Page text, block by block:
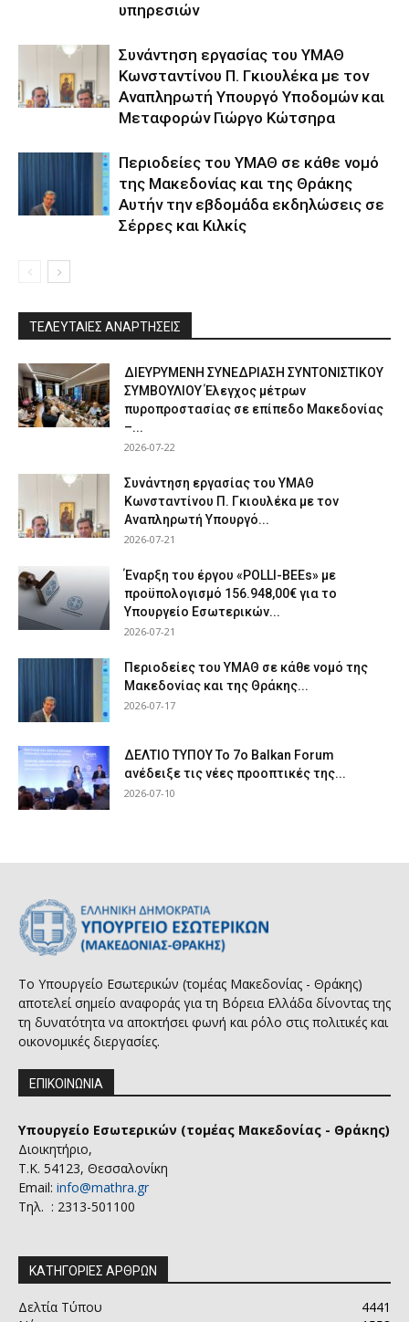
υπηρεσιών
Συνάντηση εργασίας του ΥΜΑΘ
Κωνσταντίνου Π. Γκιουλέκα με τον
Αναπληρωτή Υπουργό Υποδομών και
Μεταφορών Γιώργο Κώτσηρα
Περιοδείες του ΥΜΑΘ σε κάθε νομό
της Μακεδονίας και της Θράκης
Αυτήν την εβδομάδα εκδηλώσεις σε
Σέρρες και Κιλκίς
ΤΕΛΕΥΤΑΙΕΣ ΑΝΑΡΤΗΣΕΙΣ
ΔΙΕΥΡΥΜΕΝΗ ΣΥΝΕΔΡΙΑΣΗ ΣΥΝΤΟΝΙΣΤΙΚΟΥ
ΣΥΜΒΟΥΛΙΟΥ Έλεγχος μέτρων
πυροπροστασίας σε επίπεδο Μακεδονίας
–...
2026-07-22
Συνάντηση εργασίας του ΥΜΑΘ
Κωνσταντίνου Π. Γκιουλέκα με τον
Αναπληρωτή Υπουργό...
2026-07-21
Έναρξη του έργου «POLLI-BEEs» με
προϋπολογισμό 156.948,00€ για το
Υπουργείο Εσωτερικών...
2026-07-21
Περιοδείες του ΥΜΑΘ σε κάθε νομό της
Μακεδονίας και της Θράκης...
2026-07-17
ΔΕΛΤΙΟ ΤΥΠΟΥ Το 7ο Balkan Forum
ανέδειξε τις νέες προοπτικές της...
2026-07-10
Το Υπουργείο Εσωτερικών (τομέας Μακεδονίας - Θράκης)
αποτελεί σημείο αναφοράς για τη Βόρεια Ελλάδα δίνοντας της
τη δυνατότητα να αποκτήσει φωνή και ρόλο στις πολιτικές και
οικονομικές διεργασίες.
ΕΠΙΚΟΙΝΩΝΙΑ
Υπουργείο Εσωτερικών (τομέας Μακεδονίας - Θράκης)
Διοικητήριο,
Τ.Κ. 54123, Θεσσαλονίκη
Email: info@mathra.gr
Τηλ. : 2313-501100
ΚΑΤΗΓΟΡΙΕΣ ΑΡΘΡΩΝ
Δελτία Τύπου
4441